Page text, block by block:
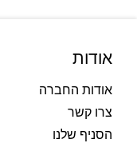
אודות
אודות החברה
צרו קשר
הסניף שלנו